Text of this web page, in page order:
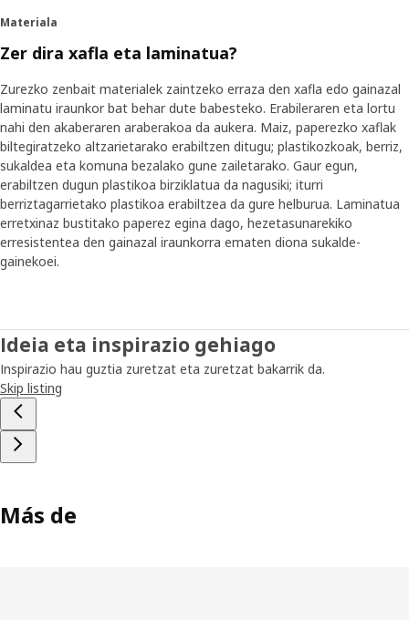
Materiala
Zer dira xafla eta laminatua?
Zurezko zenbait materialek zaintzeko erraza den xafla edo gainazal
laminatu iraunkor bat behar dute babesteko. Erabileraren eta lortu
nahi den akaberaren araberakoa da aukera. Maiz, paperezko xaflak
biltegiratzeko altzarietarako erabiltzen ditugu; plastikozkoak, berriz,
sukaldea eta komuna bezalako gune zailetarako. Gaur egun,
erabiltzen dugun plastikoa birziklatua da nagusiki; iturri
berriztagarrietako plastikoa erabiltzea da gure helburua. Laminatua
erretxinaz bustitako paperez egina dago, hezetasunarekiko
erresistentea den gainazal iraunkorra ematen diona sukalde-
gainekoei.
Ideia eta inspirazio gehiago
Inspirazio hau guztia zuretzat eta zuretzat bakarrik da.
Skip listing
Más de